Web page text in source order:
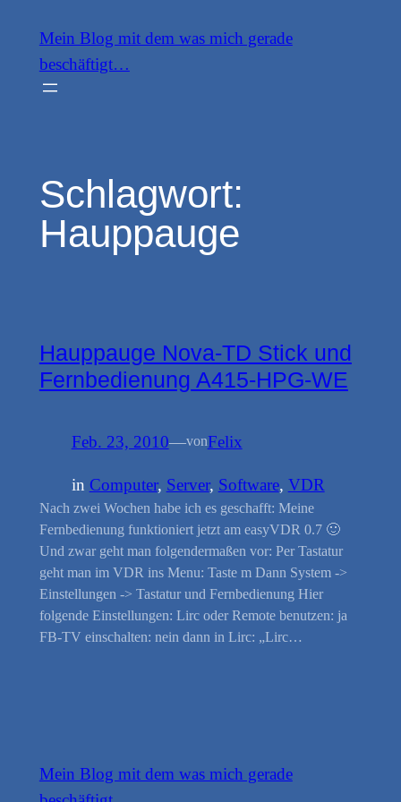
Inhalt
springen
Mein Blog mit dem was mich gerade
beschäftigt…
Schlagwort:
Hauppauge
Hauppauge Nova-TD Stick und
Fernbedienung A415-HPG-WE
Feb. 23, 2010—vonFelix
in Computer, Server, Software, VDR
Nach zwei Wochen habe ich es geschafft: Meine
Fernbedienung funktioniert jetzt am easyVDR 0.7 🙂
Und zwar geht man folgendermaßen vor: Per Tastatur
geht man im VDR ins Menu: Taste m Dann System ->
Einstellungen -> Tastatur und Fernbedienung Hier
folgende Einstellungen: Lirc oder Remote benutzen: ja
FB-TV einschalten: nein dann in Lirc: „Lirc…
Mein Blog mit dem was mich gerade